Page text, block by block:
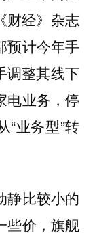
财经》杂志
预计今年手
调整其线下
电业务，停
“业务型”转
静比较小的
些价，旗舰